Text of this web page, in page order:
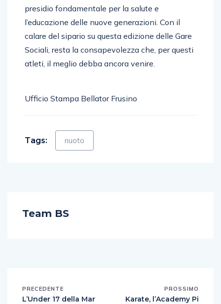
presidio fondamentale per la salute e
l’educazione delle nuove generazioni. Con il
calare del sipario su questa edizione delle Gare
Sociali, resta la consapevolezza che, per questi
atleti, il meglio debba ancora venire.
Ufficio Stampa Bellator Frusino
Tags: nuoto
Team BS
PRECEDENTE
L’Under 17 della Mar
PROSSIMO
Karate, l’Academy Pi